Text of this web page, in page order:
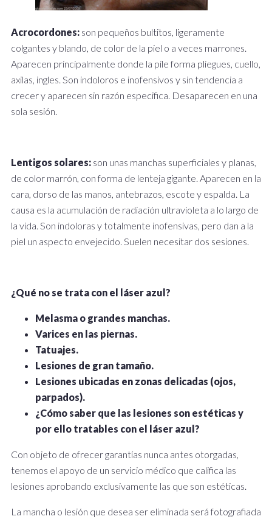
Acrocordones: son pequeños bultitos, ligeramente
colgantes y blando, de color de la piel o a veces marrones.
Aparecen principalmente donde la pile forma pliegues, cuello,
axilas, ingles. Son indoloros e inofensivos y sin tendencia a
crecer y aparecen sin razón especifica. Desaparecen en una
sola sesión.
Lentigos solares: son unas manchas superficiales y planas,
de color marrón, con forma de lenteja gigante. Aparecen en la
cara, dorso de las manos, antebrazos, escote y espalda. La
causa es la acumulación de radiación ultravioleta a lo largo de
la vida. Son indoloras y totalmente inofensivas, pero dan a la
piel un aspecto envejecido. Suelen necesitar dos sesiones.
¿Qué no se trata con el láser azul?
Melasma o grandes manchas.
Varices en las piernas.
Tatuajes.
Lesiones de gran tamaño.
Lesiones ubicadas en zonas delicadas (ojos,
parpados).
¿Cómo saber que las lesiones son estéticas y
por ello tratables con el láser azul?
Con objeto de ofrecer garantías nunca antes otorgadas,
tenemos el apoyo de un servicio médico que califica las
lesiones aprobando exclusivamente las que son estéticas.
La mancha o lesión que desea ser eliminada será fotografiada